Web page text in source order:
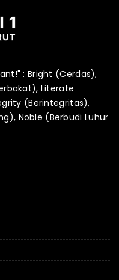
: Bright (Cerdas),
Literate
(Berintegritas),
Noble (Berbudi Luhur